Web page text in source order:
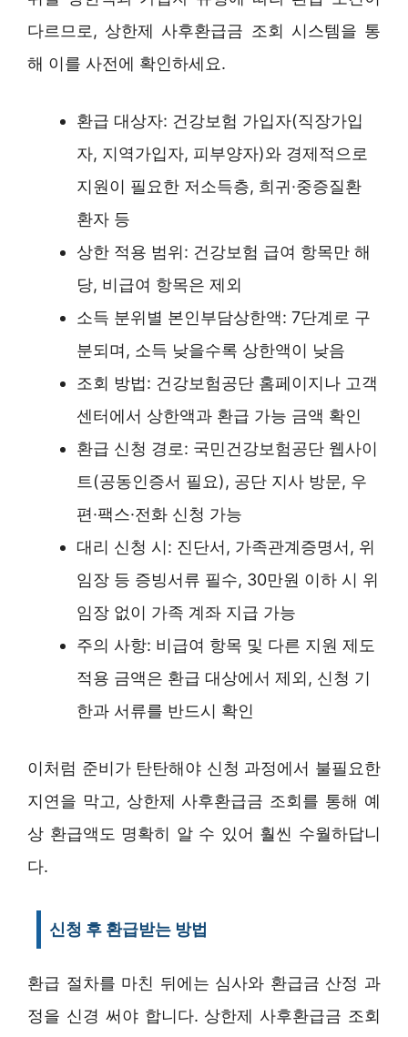
다르므로, 상한제 사후환급금 조회 시스템을 통
해 이를 사전에 확인하세요.
환급 대상자: 건강보험 가입자(직장가입
자, 지역가입자, 피부양자)와 경제적으로
지원이 필요한 저소득층, 희귀·중증질환
환자 등
상한 적용 범위: 건강보험 급여 항목만 해
당, 비급여 항목은 제외
소득 분위별 본인부담상한액: 7단계로 구
분되며, 소득 낮을수록 상한액이 낮음
조회 방법: 건강보험공단 홈페이지나 고객
센터에서 상한액과 환급 가능 금액 확인
환급 신청 경로: 국민건강보험공단 웹사이
트(공동인증서 필요), 공단 지사 방문, 우
편·팩스·전화 신청 가능
대리 신청 시: 진단서, 가족관계증명서, 위
임장 등 증빙서류 필수, 30만원 이하 시 위
임장 없이 가족 계좌 지급 가능
주의 사항: 비급여 항목 및 다른 지원 제도
적용 금액은 환급 대상에서 제외, 신청 기
한과 서류를 반드시 확인
이처럼 준비가 탄탄해야 신청 과정에서 불필요한
지연을 막고, 상한제 사후환급금 조회를 통해 예
상 환급액도 명확히 알 수 있어 훨씬 수월하답니
다.
신청 후 환급받는 방법
환급 절차를 마친 뒤에는 심사와 환급금 산정 과
정을 신경 써야 합니다. 상한제 사후환급금 조회